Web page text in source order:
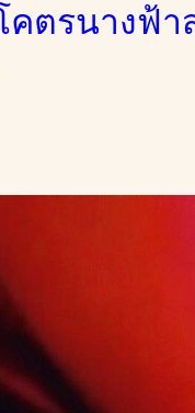
ตรนางฟ้า